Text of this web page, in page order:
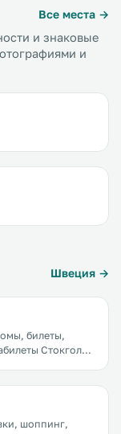
Все места →
и знаковые
и
Швеция →
билеты,
шоппинг,